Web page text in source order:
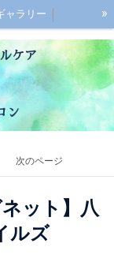
ャラリー
最強のネイルケアとは？
せ お客様の声
»
ケア
ン
次のページ
ット】八
ルズ